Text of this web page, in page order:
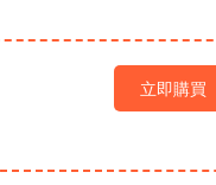
立即購買